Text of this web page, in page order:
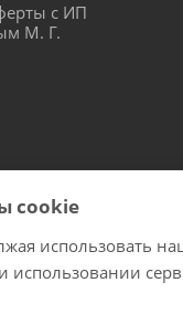
с ИП
М. Г.
оборудования
307667226300017
cookie
использовать
использовании